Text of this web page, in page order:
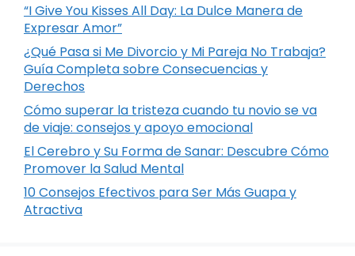
“I Give You Kisses All Day: La Dulce Manera de
Expresar Amor”
¿Qué Pasa si Me Divorcio y Mi Pareja No Trabaja?
Guía Completa sobre Consecuencias y
Derechos
Cómo superar la tristeza cuando tu novio se va
de viaje: consejos y apoyo emocional
El Cerebro y Su Forma de Sanar: Descubre Cómo
Promover la Salud Mental
10 Consejos Efectivos para Ser Más Guapa y
Atractiva